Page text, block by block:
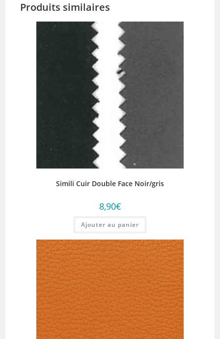
Produits similaires
Simili Cuir Double Face Noir/gris
8,90€
Ajouter au panier